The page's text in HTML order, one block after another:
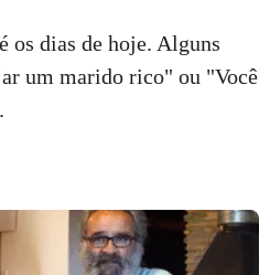
os dias de hoje. Alguns
um marido rico" ou "Você